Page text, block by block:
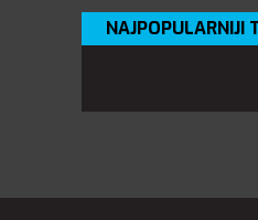
NAJPOPULARNIJI